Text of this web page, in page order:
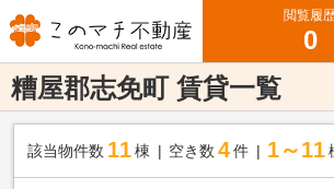
閲覧履
0
糟屋郡志免町 賃貸一覧
該当物件数 11棟 空き数 4 件 1～11